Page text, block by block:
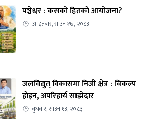
पञ्चेश्वर : कसको हितको आयोजना?
आइतबार, साउन १७, २०८३
जलविद्युत् विकासमा निजी क्षेत्र : विकल्प
होइन, अपरिहार्य साझेदार
बुधबार, साउन १३, २०८३